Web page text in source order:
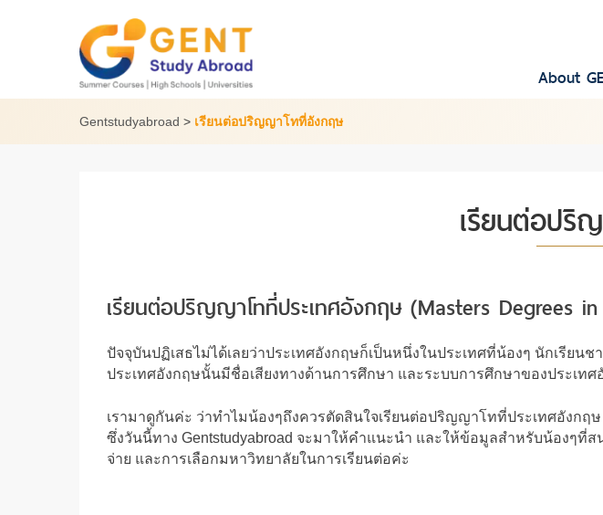
About
Gentstudyabroad > เรียนต่อปริญญาโทที่อังกฤษ
เรียนต่อปริ
เรียนต่อปริญญาโทที่ประเทศอังกฤษ (Masters Degrees
ปัจจุบันปฏิเสธไม่ได้เลยว่าประเทศอังกฤษก็เป็นหนึ่งในประเทศที่น้องๆ นักเรีย
ประเทศอังกฤษนั้นมีชื่อเสียงทางด้านการศึกษา และระบบการศึกษาของประเท
เรามาดูกันค่ะ ว่าทำไมน้องๆถึงควรตัดสินใจเรียนต่อปริญญาโทที่ประเทศอังก
ซึ่งวันนี้ทาง Gentstudyabroad จะมาให้คำแนะนำ และให้ข้อมูลสำหรับน้องๆที่
จ่าย และการเลือกมหาวิทยาลัยในการเรียนต่อค่ะ